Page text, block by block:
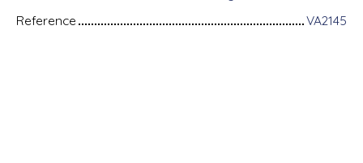
Reference
VA2145